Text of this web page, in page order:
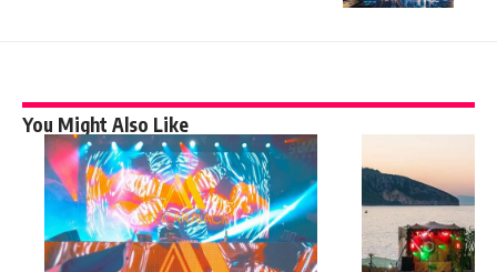
You Might Also Like